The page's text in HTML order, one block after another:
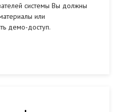
системы Вы должны
или
демо-доступ.